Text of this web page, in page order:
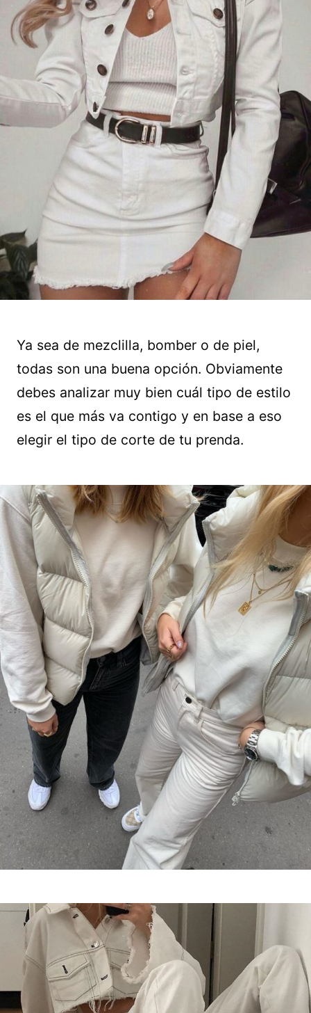
Ya sea de mezclilla, bomber o de piel,
todas son una buena opción. Obviamente
debes analizar muy bien cuál tipo de estilo
es el que más va contigo y en base a eso
elegir el tipo de corte de tu prenda.